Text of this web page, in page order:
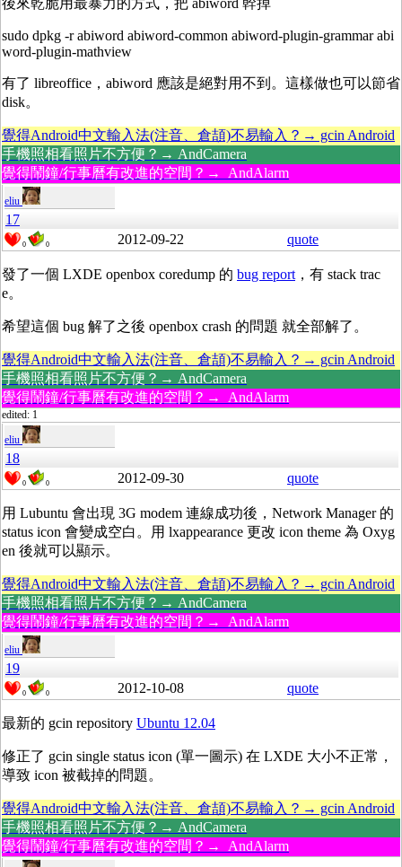
後來乾脆用最暴力的方式，把 abiword 幹掉
sudo dpkg -r abiword abiword-common abiword-plugin-grammar abi
word-plugin-mathview
有了 libreoffice，abiword 應該是絕對用不到。這樣做也可以節省
disk。
覺得Android中文輸入法(注音、倉頡)不易輸入？→ gcin Android
手機照相看照片不方便？→ AndCamera
覺得鬧鐘/行事曆有改進的空間？→ AndAlarm
eliu
17
0 0 2012-09-22 quote
發了一個 LXDE openbox coredump 的 bug report，有 stack trac
e。
希望這個 bug 解了之後 openbox crash 的問題 就全部解了。
覺得Android中文輸入法(注音、倉頡)不易輸入？→ gcin Android
手機照相看照片不方便？→ AndCamera
覺得鬧鐘/行事曆有改進的空間？→ AndAlarm
edited: 1
eliu
18
0 0 2012-09-30 quote
用 Lubuntu 會出現 3G modem 連線成功後，Network Manager 的
status icon 會變成空白。用 lxappearance 更改 icon theme 為 Oxyg
en 後就可以顯示。
覺得Android中文輸入法(注音、倉頡)不易輸入？→ gcin Android
手機照相看照片不方便？→ AndCamera
覺得鬧鐘/行事曆有改進的空間？→ AndAlarm
eliu
19
0 0 2012-10-08 quote
最新的 gcin repository Ubuntu 12.04
修正了 gcin single status icon (單一圖示) 在 LXDE 大小不正常，
導致 icon 被截掉的問題。
覺得Android中文輸入法(注音、倉頡)不易輸入？→ gcin Android
手機照相看照片不方便？→ AndCamera
覺得鬧鐘/行事曆有改進的空間？→ AndAlarm